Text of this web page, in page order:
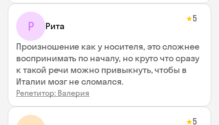
Р Рита
★5
Произношение как у носителя, это сложнее
воспринимать по началу, но круто что сразу
к такой речи можно привыкнуть, чтобы в
Италии мозг не сломался.
Репетитор: Валерия
★5